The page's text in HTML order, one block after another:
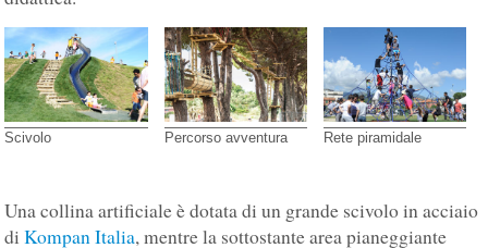
Scivolo Percorso avventura Rete piramidale
Una collina artificiale è dotata di un grande scivolo in acciaio
diKompan Italia, mentre la sottostante area pianeggiante